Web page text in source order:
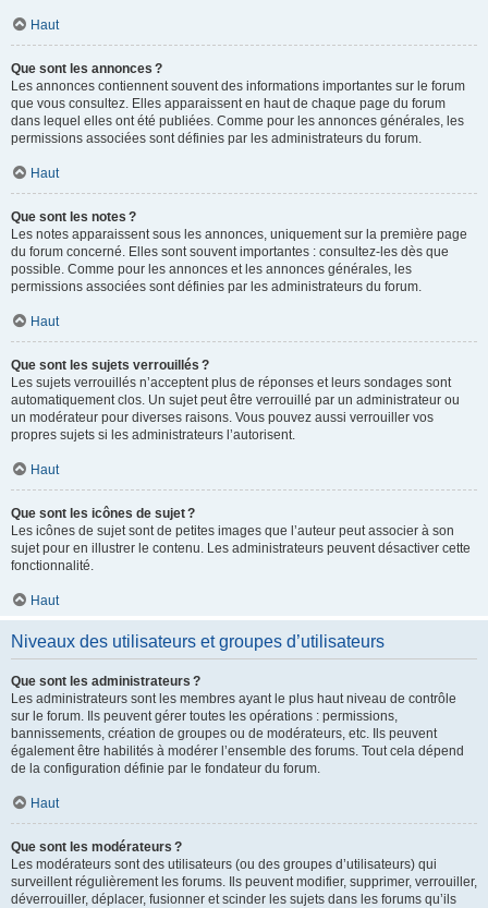
Haut
Que sont les annonces ?
Les annonces contiennent souvent des informations importantes sur le forum
que vous consultez. Elles apparaissent en haut de chaque page du forum
dans lequel elles ont été publiées. Comme pour les annonces générales, les
permissions associées sont définies par les administrateurs du forum.
Haut
Que sont les notes ?
Les notes apparaissent sous les annonces, uniquement sur la première page
du forum concerné. Elles sont souvent importantes : consultez-les dès que
possible. Comme pour les annonces et les annonces générales, les
permissions associées sont définies par les administrateurs du forum.
Haut
Que sont les sujets verrouillés ?
Les sujets verrouillés n’acceptent plus de réponses et leurs sondages sont
automatiquement clos. Un sujet peut être verrouillé par un administrateur ou
un modérateur pour diverses raisons. Vous pouvez aussi verrouiller vos
propres sujets si les administrateurs l’autorisent.
Haut
Que sont les icônes de sujet ?
Les icônes de sujet sont de petites images que l’auteur peut associer à son
sujet pour en illustrer le contenu. Les administrateurs peuvent désactiver cette
fonctionnalité.
Haut
Niveaux des utilisateurs et groupes d’utilisateurs
Que sont les administrateurs ?
Les administrateurs sont les membres ayant le plus haut niveau de contrôle
sur le forum. Ils peuvent gérer toutes les opérations : permissions,
bannissements, création de groupes ou de modérateurs, etc. Ils peuvent
également être habilités à modérer l’ensemble des forums. Tout cela dépend
de la configuration définie par le fondateur du forum.
Haut
Que sont les modérateurs ?
Les modérateurs sont des utilisateurs (ou des groupes d’utilisateurs) qui
surveillent régulièrement les forums. Ils peuvent modifier, supprimer, verrouiller,
déverrouiller, déplacer, fusionner et scinder les sujets dans les forums qu’ils